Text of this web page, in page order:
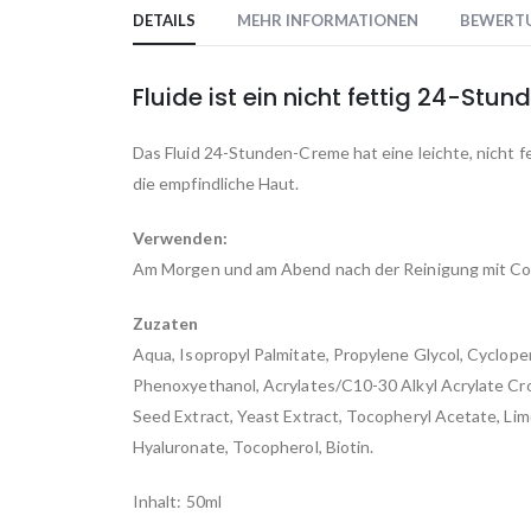
the
of
images
DETAILS
Fluide ist ein nicht fettig 24-
Das Fluid 24-Stunden-Creme hat eine leichte,
die empfindliche Haut.
Verwenden:
Am Morgen und am Abend nach der Reinigung mit
Zuzaten
Aqua, Isopropyl Palmitate, Propylene Glycol,
Phenoxyethanol, Acrylates/C10-30 Alkyl Acrylate
Seed Extract, Yeast Extract, Tocopheryl Acetate,
Hyaluronate, Tocopherol, Biotin.
Inhalt: 50ml
MEHR INFORMATIONEN